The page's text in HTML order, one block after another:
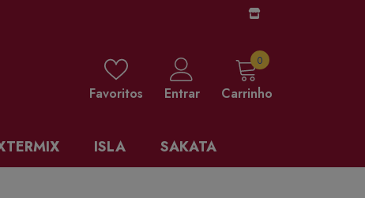
Favoritos Entrar Carrinho
00 items
ISLA SAKATA